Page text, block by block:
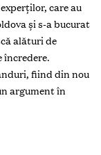
care au
şi s-a bucurat
alături de
încredere.
fiind din nou
argument în